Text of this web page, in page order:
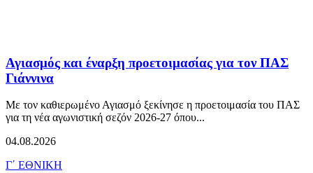
Αγιασμός και έναρξη προετοιμασίας για τον ΠΑΣ
Γιάννινα
Με τον καθιερωμένο Αγιασμό ξεκίνησε η προετοιμασία του ΠΑΣ
για τη νέα αγωνιστική σεζόν 2026-27 όπου...
04.08.2026
Γ΄ ΕΘΝΙΚΗ